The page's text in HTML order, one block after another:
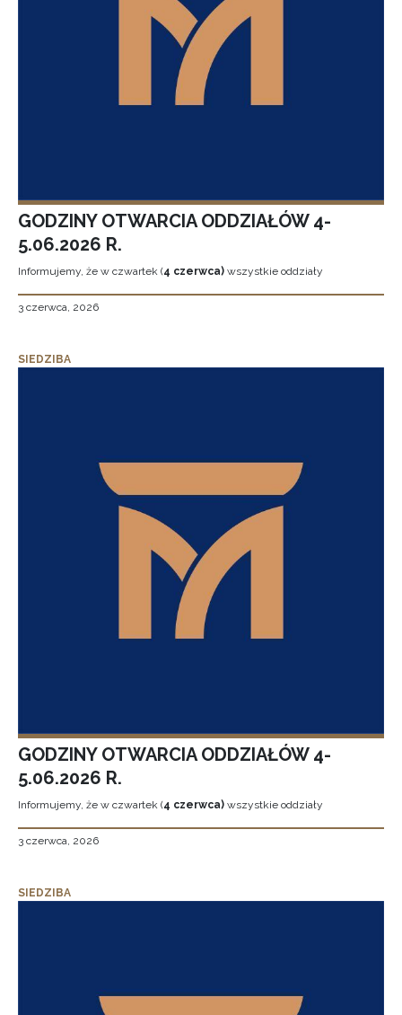
GODZINY OTWARCIA ODDZIAŁÓW 4-
5.06.2026 R.
Informujemy, że w czwartek (4 czerwca) wszystkie oddziały
3 czerwca, 2026
SIEDZIBA
GODZINY OTWARCIA ODDZIAŁÓW 4-
5.06.2026 R.
Informujemy, że w czwartek (4 czerwca) wszystkie oddziały
3 czerwca, 2026
SIEDZIBA